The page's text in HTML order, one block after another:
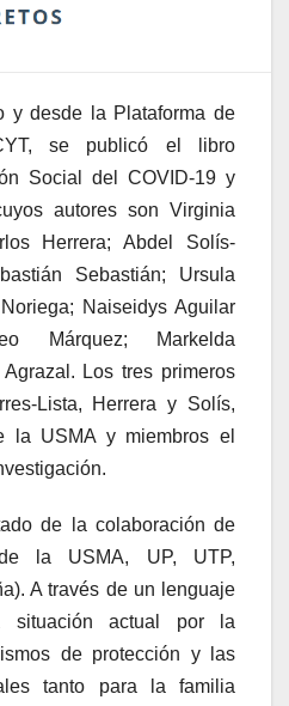
y desde la Plataforma de
se publicó el libro
Social del COVID-19 y
autores son Virginia
Herrera; Abdel Solís-
Sebastián; Ursula
Naiseidys Aguilar
Márquez; Markelda
Los tres primeros
Lista, Herrera y Solís,
la USMA y miembros el
de la colaboración de
la USMA, UP, UTP,
A través de un lenguaje
situación actual por la
de protección y las
tanto para la familia